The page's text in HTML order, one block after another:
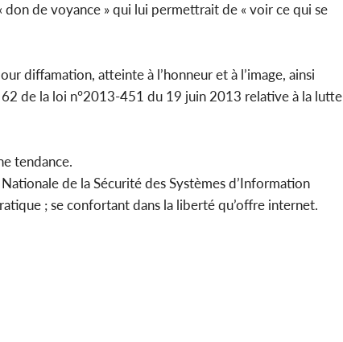
don de voyance » qui lui permettrait de « voir ce qui se
diffamation, atteinte à l’honneur et à l’image, ainsi
de la loi n°2013-451 du 19 juin 2013 relative à la lutte
tendance.
de la Sécurité des Systèmes d’Information
; se confortant dans la liberté qu’offre internet.